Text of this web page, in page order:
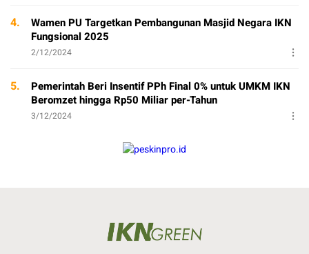
4.
Wamen PU Targetkan Pembangunan Masjid Negara IKN
Fungsional 2025
2/12/2024
5.
Pemerintah Beri Insentif PPh Final 0% untuk UMKM IKN
Beromzet hingga Rp50 Miliar per-Tahun
3/12/2024